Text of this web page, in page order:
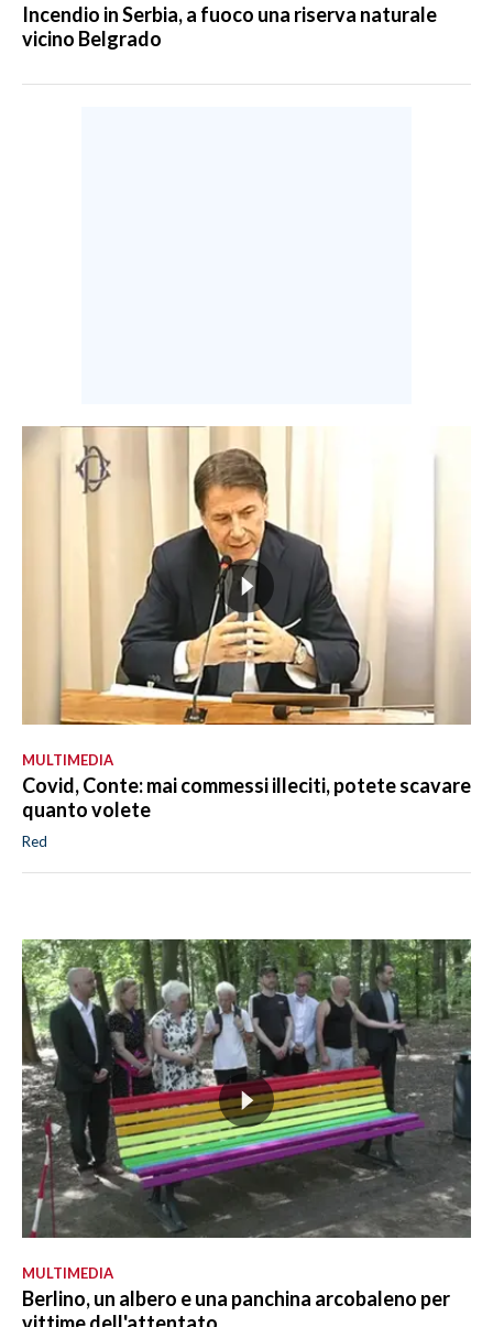
Incendio in Serbia, a fuoco una riserva naturale
vicino Belgrado
MULTIMEDIA
Covid, Conte: mai commessi illeciti, potete scavare
quanto volete
Red
MULTIMEDIA
Berlino, un albero e una panchina arcobaleno per